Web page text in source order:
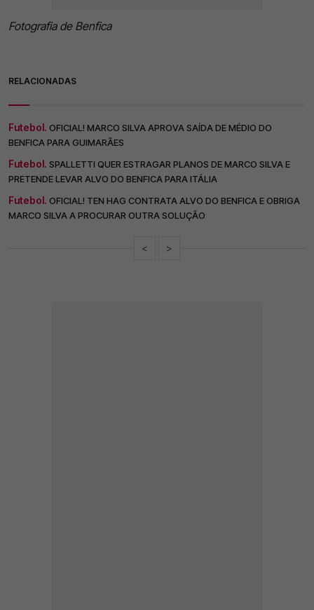
Fotografia de Benfica
RELACIONADAS
Futebol. OFICIAL! MARCO SILVA APROVA SAÍDA DE MÉDIO DO
BENFICA PARA GUIMARÃES
Futebol. SPALLETTI QUER ESTRAGAR PLANOS DE MARCO SILVA E
PRETENDE LEVAR ALVO DO BENFICA PARA ITÁLIA
Futebol. OFICIAL! TEN HAG CONTRATA ALVO DO BENFICA E OBRIGA
MARCO SILVA A PROCURAR OUTRA SOLUÇÃO
< >